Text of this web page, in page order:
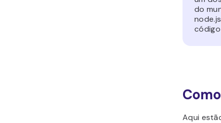
do
Aqui